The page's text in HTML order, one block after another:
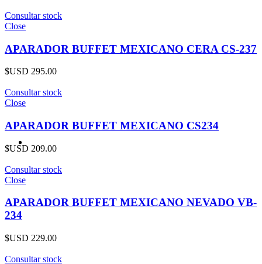
Consultar stock
Close
APARADOR BUFFET MEXICANO CERA CS-237
$USD 295.00
Consultar stock
Close
APARADOR BUFFET MEXICANO CS234
$USD 209.00
Consultar stock
Close
APARADOR BUFFET MEXICANO NEVADO VB-
234
$USD 229.00
Consultar stock